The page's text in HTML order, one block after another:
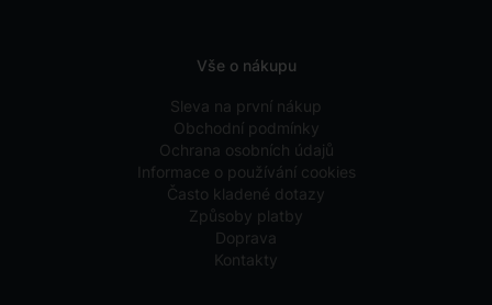
Vše o nákupu
Sleva na první nákup
Obchodní podmínky
Ochrana osobních údajů
Informace o používání cookies
Často kladené dotazy
Způsoby platby
Doprava
Kontakty